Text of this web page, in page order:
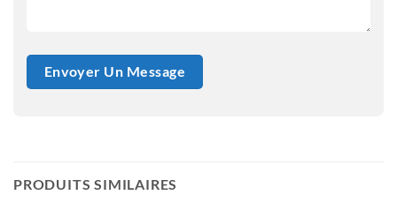
PRODUITS SIMILAIRES